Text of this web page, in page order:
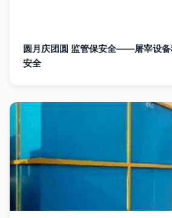
圆月庆团圆 监管保安全——屠宰设备
安全